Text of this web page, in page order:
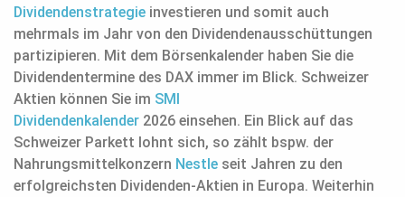
Dividendenstrategie investieren und somit auch
mehrmals im Jahr von den Dividendenausschüttungen
partizipieren. Mit dem Börsenkalender haben Sie die
Dividendentermine des DAX immer im Blick. Schweizer
Aktien können Sie im SMI
Dividendenkalender 2026 einsehen. Ein Blick auf das
Schweizer Parkett lohnt sich, so zählt bspw. der
Nahrungsmittelkonzern Nestle seit Jahren zu den
erfolgreichsten Dividenden-Aktien in Europa. Weiterhin